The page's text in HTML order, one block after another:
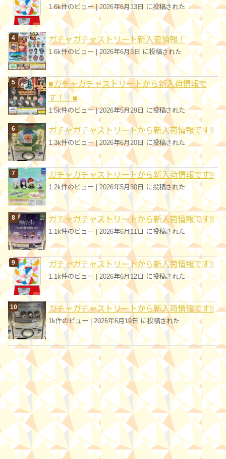
1.6k件のビュー|2026年6月13日 に投稿された
ガチャガチャストリート新入荷情報！
1.6k件のビュー 2026年6月3日 に投稿された
■ガチャガチャストリートから新入荷情報で
す！！■
1.5k件のビュー|2026年5月29日 に投稿された
ガチャガチャストリートから新入荷情報です!!
1.3k件のビュー|2026年6月20日 に投稿された
ガチャガチャストリートから新入荷情報です!!
1.2k件のビュー|2026年5月30日 に投稿された
ガチャガチャストリートから新入荷情報です!!
1.1k件のビュー |2026年6月11日 に投稿された
ガチャガチャストリートから新入荷情報です!!
1.1k件のビュー | 2026年6月12日 に投稿された
ガチャガチャストリートから新入荷情報です!!
1k件のビュー|2026年6月19日 に投稿された